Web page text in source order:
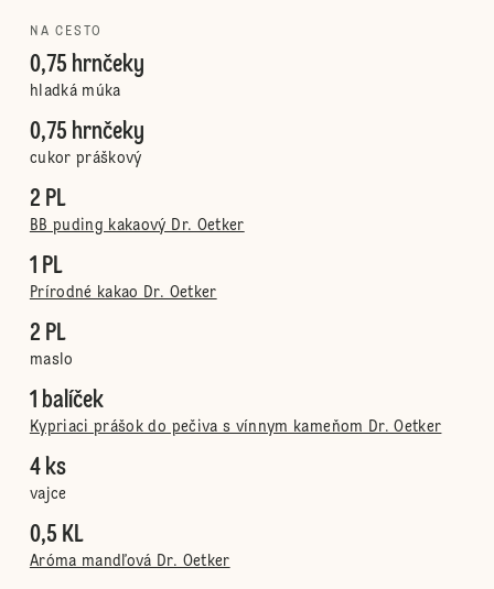
NA CESTO
0,75 hrnčeky
hladká múka
0,75 hrnčeky
cukor práškový
2 PL
BB puding kakaový Dr. Oetker
1 PL
Prírodné kakao Dr. Oetker
2 PL
maslo
1 balíček
Kypriaci prášok do pečiva s vínnym kameňom Dr. Oetker
4 ks
vajce
0,5 KL
Aróma mandľová Dr. Oetker